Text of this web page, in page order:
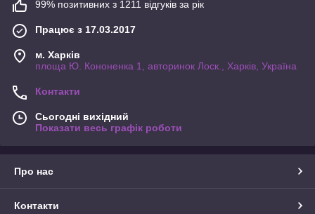
99% позитивних з 1211 відгуків за рік
Працює з 17.03.2017
м. Харків
площа Ю. Кононенка 1, авторинок Лоск., Харків, Україна
Контакти
Сьогодні вихідний
Показати весь графік роботи
Про нас
Контакти